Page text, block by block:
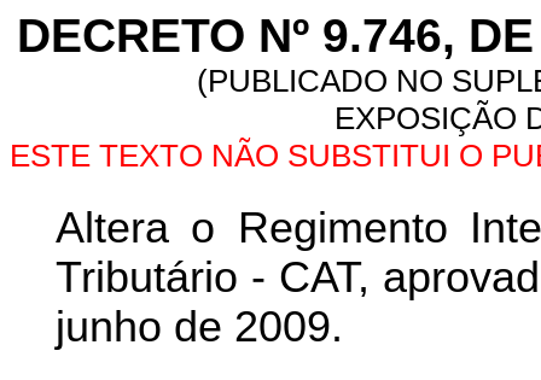
DECRETO Nº 9.746,
(PUBLICADO NO
EXPOSIÇÃO
ESTE TEXTO NÃO SUBSTITUI O
Altera o Regimento
Tributário - CAT,
junho de 2009.